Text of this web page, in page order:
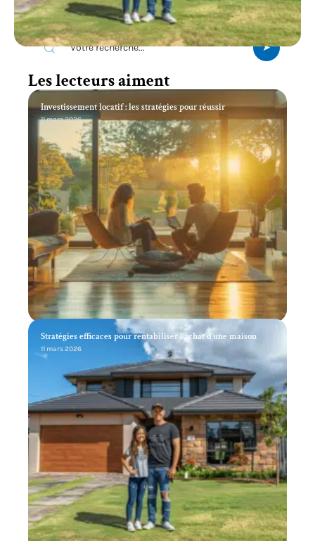
Recherche
Les lecteurs aiment
Investissement locatif : les stratégies pour réussir
11 mars 2026
Stratégies efficaces pour rentabiliser l’achat d’une maison
11 mars 2026